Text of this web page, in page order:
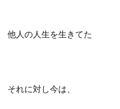
他人の人生を生きてた
それに対し今は、